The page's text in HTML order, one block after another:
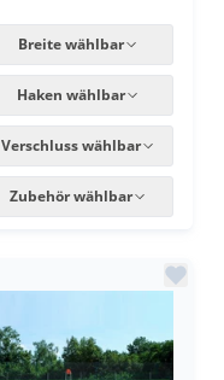
Breite wählbar
Haken wählbar
Verschluss wählbar
Zubehör wählbar